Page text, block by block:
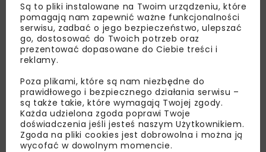
Są to pliki instalowane na Twoim urządzeniu, które
pomagają nam zapewnić ważne funkcjonalności
serwisu, zadbać o jego bezpieczeństwo, ulepszać
go, dostosować do Twoich potrzeb oraz
prezentować dopasowane do Ciebie treści i
reklamy.
Poza plikami, które są nam niezbędne do
prawidłowego i bezpiecznego działania serwisu –
są także takie, które wymagają Twojej zgody.
Każda udzielona zgoda poprawi Twoje
doświadczenia jeśli jesteś naszym Użytkownikiem.
Zgoda na pliki cookies jest dobrowolna i można ją
wycofać w dowolnym momencie.